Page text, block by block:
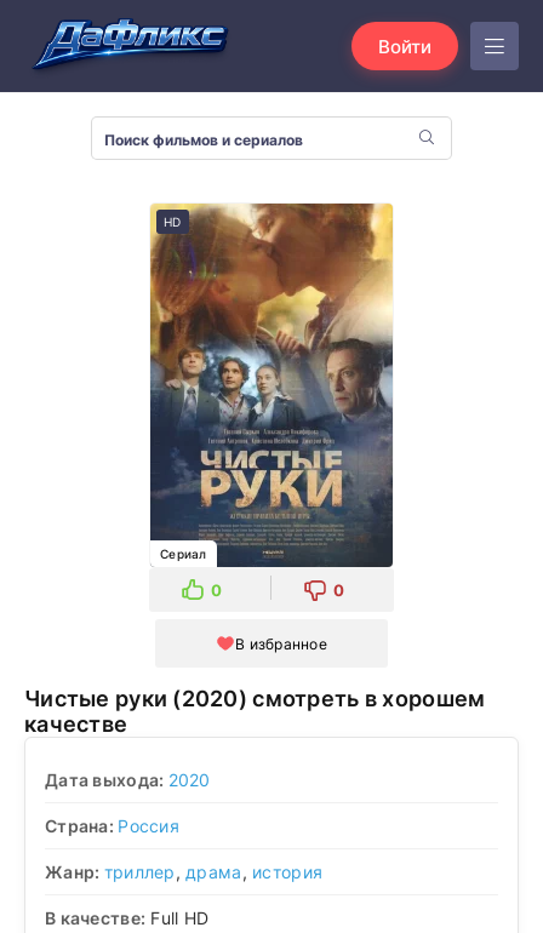
Войти
HD
Сериал
0 0
В избранное
Чистые руки (2020) смотреть в хорошем
качестве
Дата выхода: 2020
Страна: Россия
Жанр: триллер, драма, история
В качестве: Full HD